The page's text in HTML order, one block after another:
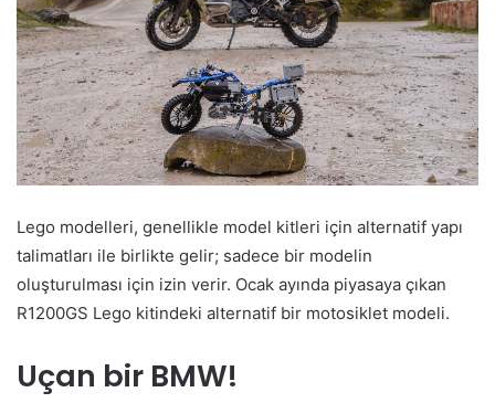
Lego modelleri, genellikle model kitleri için alternatif yapı
talimatları ile birlikte gelir; sadece bir modelin
oluşturulması için izin verir. Ocak ayında piyasaya çıkan
R1200GS Lego kitindeki alternatif bir motosiklet modeli.
Uçan bir BMW!